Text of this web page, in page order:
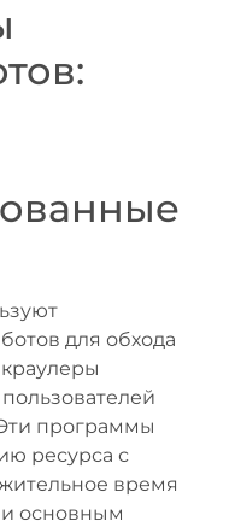
для обхода
программы
ресурса с
время
основным